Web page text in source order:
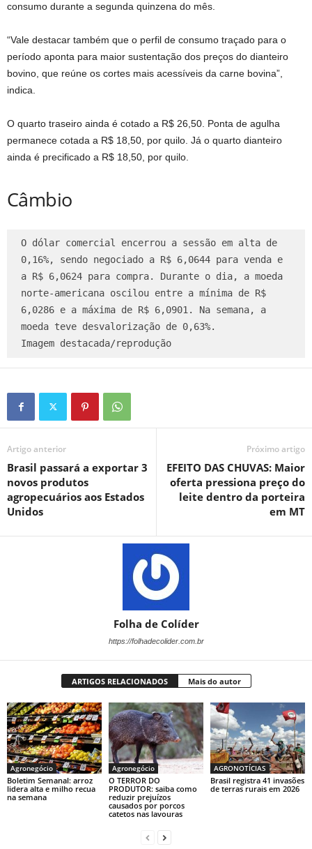
consumo durante a segunda quinzena do mês.
“Vale destacar também que o perfil de consumo traçado para o
período aponta para maior sustentação dos preços do dianteiro
bovino, que reúne os cortes mais acessíveis da carne bovina”,
indica.
O quarto traseiro ainda é cotado a R$ 26,50. Ponta de agulha
permanece cotada a R$ 18,50, por quilo. Já o quarto dianteiro
ainda é precificado a R$ 18,50, por quilo.
Câmbio
O dólar comercial encerrou a sessão em alta de
0,16%, sendo negociado a R$ 6,0644 para venda e
a R$ 6,0624 para compra. Durante o dia, a moeda
norte-americana oscilou entre a mínima de R$
6,0286 e a máxima de R$ 6,0901. Na semana, a
moeda teve desvalorização de 0,63%.
Imagem destacada/reprodução
Artigo anterior
Brasil passará a exportar 3
novos produtos
agropecuários aos Estados
Unidos
Próximo artigo
EFEITO DAS CHUVAS: Maior
oferta pressiona preço do
leite dentro da porteira
em MT
Folha de Colíder
https://folhadecolider.com.br
ARTIGOS RELACIONADOS Mais do autor
Agronegócio
Boletim Semanal: arroz
lidera alta e milho recua
na semana
Agronegócio
O TERROR DO
PRODUTOR: saiba como
reduzir prejuízos
causados por porcos
catetos nas lavouras
AGRONOTÍCIAS
Brasil registra 41 invasões
de terras rurais em 2026